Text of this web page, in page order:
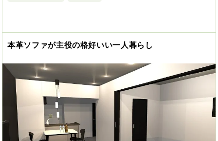
本革ソファが主役の格好いい一人暮らし